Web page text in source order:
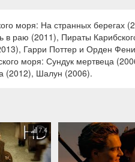
моря: На странных берегах
раю (2011), Пираты
Гарри Поттер и Орден
моря: Сундук мертвеца
(2012), Шалун (2006).
7.4